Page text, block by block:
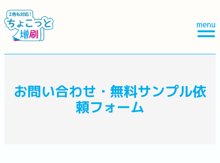
menu
お問い合わせ・無料サンプル依
頼フォーム